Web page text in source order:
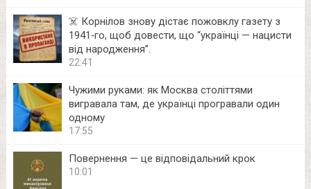
☠️ Корнілов знову дістає пожовклу газету з
1941‑го, щоб довести, що “українці — нацисти
від народження”.
22:41
Чужими руками: як Москва століттями
вигравала там, де українці програвали один
одному
17:55
Повернення — це відповідальний крок
10:01